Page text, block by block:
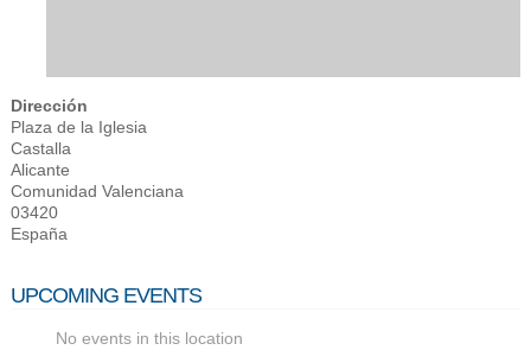
Dirección
Plaza de la Iglesia
Castalla
Alicante
Comunidad Valenciana
03420
España
UPCOMING EVENTS
No events in this location